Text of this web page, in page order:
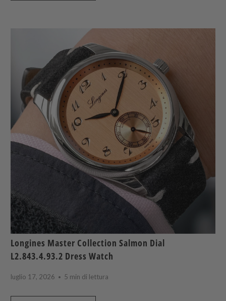
Longines Master Collection Salmon Dial
L2.843.4.93.2 Dress Watch
luglio 17, 2026 5 min di lettura